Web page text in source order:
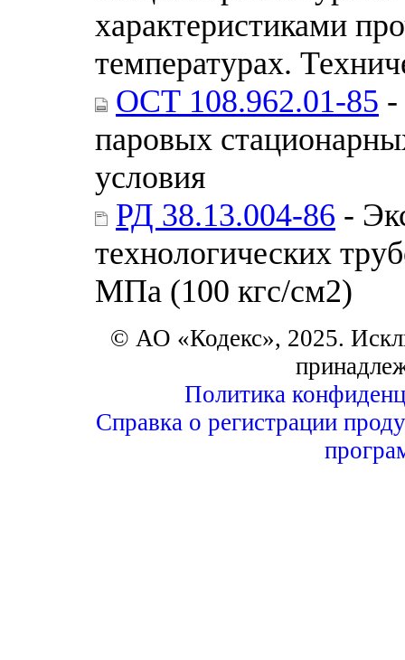
характеристиками
температурах.
ОСТ 108.962.01-85 -
паровых
условия
РД 38.13.004-86 -
технологических
МПа (100 кгс/см2)
© АО «Кодекс», 2025.
Политика
Справка о регистрации